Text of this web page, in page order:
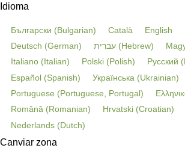
Idioma
Български (Bulgarian) Català English
Deutsch (German) עברית (Hebrew)
Italiano ( Italian) Polski (Polish) Русский (
Español (Spanish) Українська (Ukrainian)
Portuguese (Portuguese, Portugal)
Română (Romanian) Hrvatski (Croatian)
Nederlands (Dutch)
Canviar zona